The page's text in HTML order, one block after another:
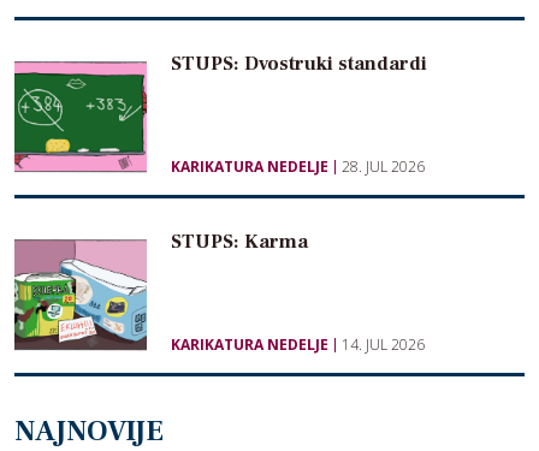
STUPS: Dvostruki standardi
KARIKATURA NEDELJE 28. JUL 2026
STUPS: Karma
KARIKATURA NEDELJE 14. JUL 2026
NAJNOVIJE